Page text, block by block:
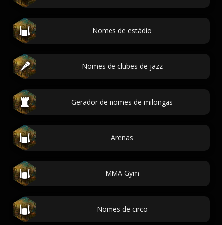
Nomes de estádio
Nomes de clubes de jazz
Gerador de nomes de milongas
Arenas
MMA Gym
Nomes de circo